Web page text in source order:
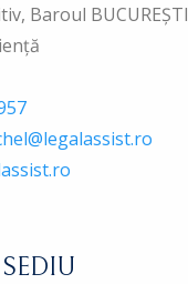
Baroul BUCUREȘTI